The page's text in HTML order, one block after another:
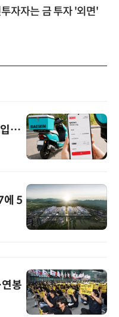
자자는 금 투자 '외면'
입…
에 5
봉